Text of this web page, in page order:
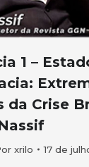
1 –
da Crise
xrilo 17 de